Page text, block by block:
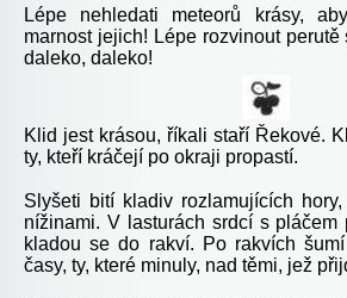
Lépe nehledati meteorů krásy,
marnost jejich! Lépe rozvinout
daleko, daleko!
Klid jest krásou, říkali staří Řekové.
ty, kteří kráčejí po okraji propastí.
Slyšeti bití kladiv rozlamujících
nížinami. V lasturách srdcí s pláčem
kladou se do rakví. Po rakvích
časy, ty, které minuly, nad těmi, jež